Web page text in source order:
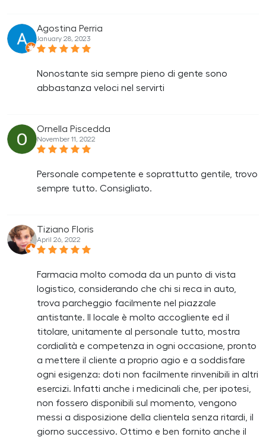
Agostina Perria
January 28, 2023
Nonostante sia sempre pieno di gente sono
abbastanza veloci nel servirti
Ornella Piscedda
November 11, 2022
Personale competente e soprattutto gentile, trovo
sempre tutto. Consigliato.
Tiziano Floris
April 26, 2022
Farmacia molto comoda da un punto di vista
logistico, considerando che chi si reca in auto,
trova parcheggio facilmente nel piazzale
antistante. Il locale è molto accogliente ed il
titolare, unitamente al personale tutto, mostra
cordialità e competenza in ogni occasione, pronto
a mettere il cliente a proprio agio e a soddisfare
ogni esigenza: doti non facilmente rinvenibili in altri
esercizi. Infatti anche i medicinali che, per ipotesi,
non fossero disponibili sul momento, vengono
messi a disposizione della clientela senza ritardi, il
giorno successivo. Ottimo e ben fornito anche il